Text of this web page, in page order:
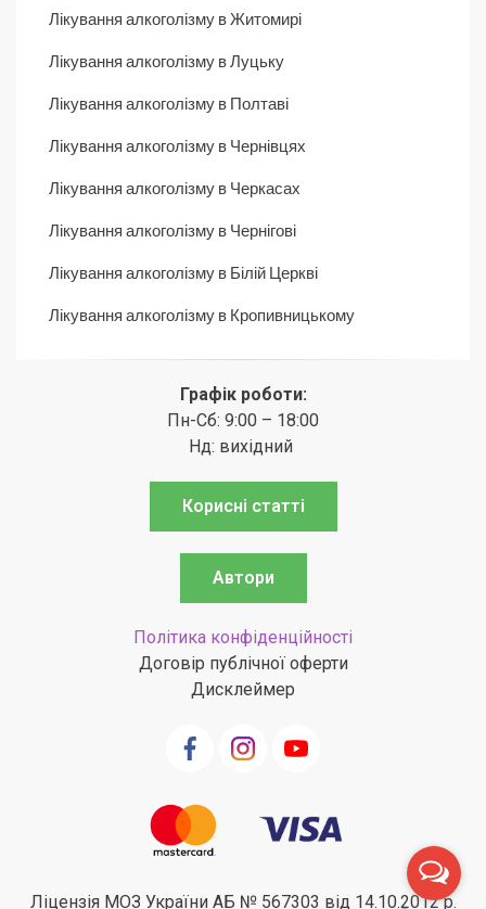
Лікування алкоголізму в Житомирі
Лікування алкоголізму в Луцьку
Лікування алкоголізму в Полтаві
Лікування алкоголізму в Чернівцях
Лікування алкоголізму в Черкасах
Лікування алкоголізму в Чернігові
Лікування алкоголізму в Білій Церкві
Лікування алкоголізму в Кропивницькому
Графік роботи:
Пн-Сб: 9:00 – 18:00
Нд: вихідний
Корисні статті
Автори
Політика конфіденційності
Договір публічної оферти
Дисклеймер
Ліцензія МОЗ України АБ № 567303 від 14.10.2012 р.